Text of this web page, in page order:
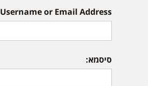
Username or Email Address:
סיסמא: